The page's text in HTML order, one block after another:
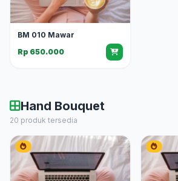
BM 010 Mawar
Rp 650.000
Hand Bouquet
20 produk tersedia